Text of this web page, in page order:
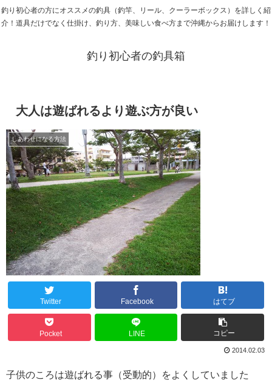
釣り初心者の方にオススメの釣具（釣竿、リール、クーラーボックス）を詳しく紹
介！道具だけでなく仕掛け、釣り方、美味しい食べ方まで沖縄からお届けします！
釣り初心者の釣具箱
大人は遊ばれるより遊ぶ方が良い
しあわせになる方法
Twitter Facebook はてブ
Pocket LINE コピー
2014.02.03
子供のころは遊ばれる事（受動的）をよくしていました